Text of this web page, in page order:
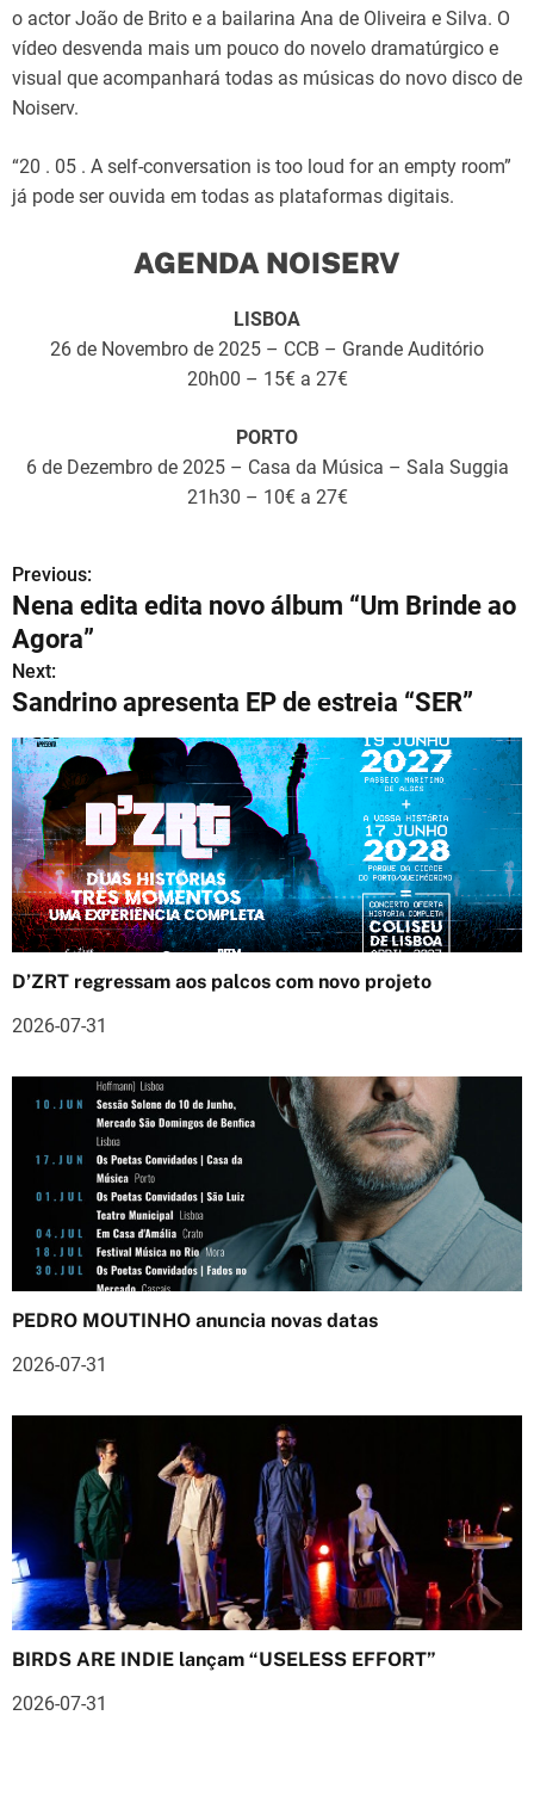
o actor João de Brito e a bailarina Ana de Oliveira e Silva. O
vídeo desvenda mais um pouco do novelo dramatúrgico e
visual que acompanhará todas as músicas do novo disco de
Noiserv.
“20 . 05 . A self-conversation is too loud for an empty room”
já pode ser ouvida em todas as plataformas digitais.
AGENDA NOISERV
LISBOA
26 de Novembro de 2025 – CCB – Grande Auditório
20h00 – 15€ a 27€
PORTO
6 de Dezembro de 2025 – Casa da Música – Sala Suggia
21h30 – 10€ a 27€
N
a
v
e
g
a
ç
ã
o
d
e
a
o
s
Previous:
Nena edita edita novo álbum “Um Brinde ao
Agora”
Next:
Sandrino apresenta EP de estreia “SER”
D’ZRT regressam aos palcos com novo projeto
2026-07-31
PEDRO MOUTINHO anuncia novas datas
2026-07-31
BIRDS ARE INDIE lançam “USELESS EFFORT”
2026-07-31